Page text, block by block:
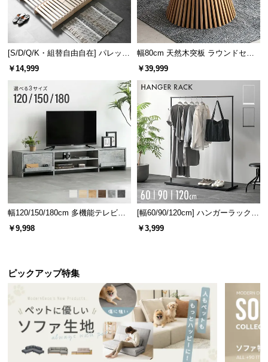
[S/D/Q/K・組替自由自在] パレット
ベッド 8/12/16枚セット
￥14,999
幅80cm 天然木突板 ラウンドセン
ターテーブル 美しい格子デザイン
￥39,999
幅120/150/180cm 多機能テレビボ
ード 木目/石目調 オープン収納・
￥9,998
[幅60/90/120cm] ハンガーラック
スチール 4段階高さ調節 サイドフ
￥3,999
ピックアップ特集